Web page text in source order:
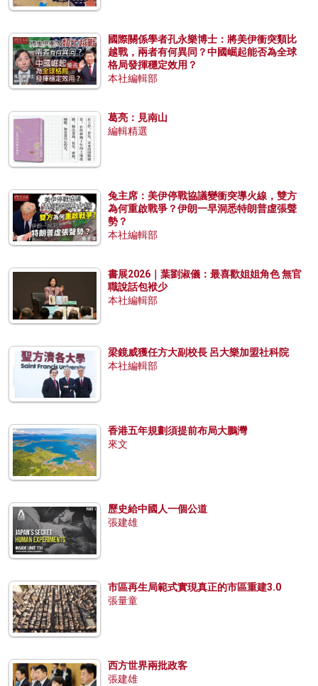
國際關係學者孔永樂博士：將美伊衝突類比
越戰，兩者有何異同？中國崛起能否為全球
格局發揮穩定效用？
本社編輯部
葛亮：見南山
編輯精選
兔主席：美伊停戰協議變衝突導火線，雙方
為何重啟戰爭？伊朗一早洞悉特朗普虛張聲
勢？
本社編輯部
書展2026｜葉劉淑儀：最喜歡姐姐角色 無官
職說話包袱少
本社編輯部
梁鏡威獲任方大副校長 呂大樂加盟社科院
本社編輯部
香港五年規劃須提前布局大鵬灣
來文
歷史給中國人一個公道
張建雄
市區再生局範式實現真正的市區重建3.0
張量童
西方世界兩批政客
張建雄